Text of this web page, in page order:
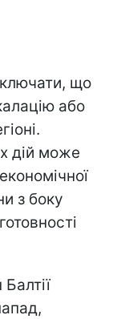
що
або
дій може
з боку